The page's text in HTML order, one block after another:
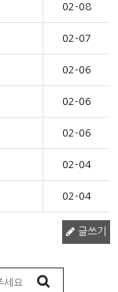
02-08
02-07
02-06
02-06
02-06
02-04
02-04
글쓰기